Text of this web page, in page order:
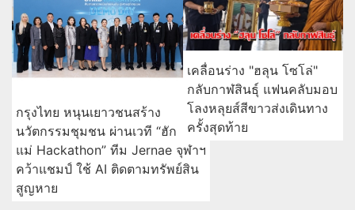
กรุงไทย หนุนเยาวชนสร้าง
นวัตกรรมชุมชน ผ่านเวที “ฮัก
แม่ Hackathon” ทีม Jernae จุฬาฯ
คว้าแชมป์ ใช้ AI ติดตามทรัพย์สิน
สูญหาย
เคลื่อนร่าง "ฮลุน โซโล่"
กลับกาฬสินธุ์ แฟนคลับมอบ
โลงหลุยส์สีขาวส่งเดินทาง
ครั้งสุดท้าย